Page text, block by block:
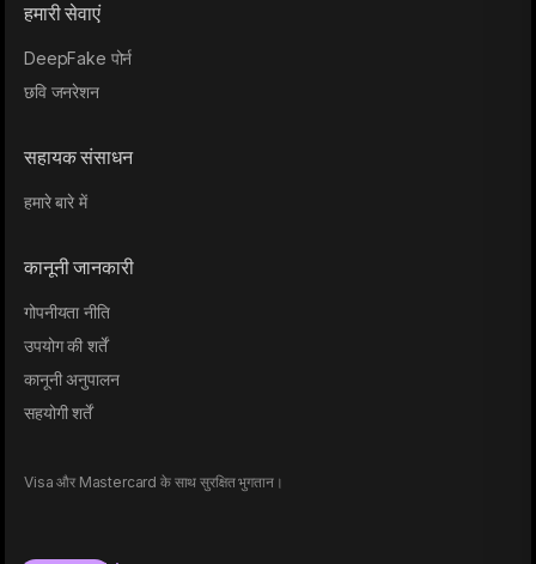
हमारी सेवाएं
DeepFake पोर्न
छवि जनरेशन
सहायक संसाधन
हमारे बारे में
कानूनी जानकारी
गोपनीयता नीति
उपयोग की शर्तें
कानूनी अनुपालन
सहयोगी शर्तें
Visa और Mastercard के साथ सुरक्षित भुगतान।